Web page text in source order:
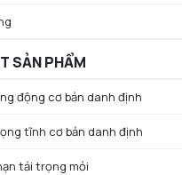
SẢN PHẨM
động cơ bản danh định
tĩnh cơ bản danh định
tải trọng mỏi